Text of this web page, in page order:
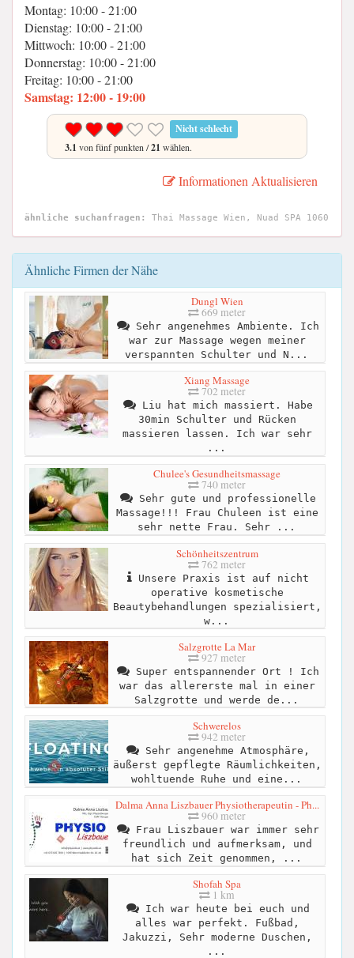
Montag: 10:00 - 21:00
Dienstag: 10:00 - 21:00
Mittwoch: 10:00 - 21:00
Donnerstag: 10:00 - 21:00
Freitag: 10:00 - 21:00
Samstag: 12:00 - 19:00
Nicht schlecht
3.1 von fünf punkten /21 wählen.
Informationen Aktualisieren
ähnliche suchanfragen: Thai Massage Wien, Nuad SPA 1060
Ähnliche Firmen der Nähe
Dungl Wien
669 meter
Sehr angenehmes Ambiente. Ich
war zur Massage wegen meiner
verspannten Schulter und N...
Xiang Massage
702 meter
Liu hat mich massiert. Habe
30min Schulter und Rücken
massieren lassen. Ich war sehr
...
Chulee's Gesundheitsmassage
740 meter
Sehr gute und professionelle
Massage!!! Frau Chuleen ist eine
sehr nette Frau. Sehr ...
Schönheitszentrum
762 meter
Unsere Praxis ist auf nicht
operative kosmetische
Beautybehandlungen spezialisiert,
w...
Salzgrotte La Mar
927 meter
Super entspannender Ort ! Ich
war das allererste mal in einer
Salzgrotte und werde de...
Schwerelos
942 meter
Sehr angenehme Atmosphäre,
äußerst gepflegte Räumlichkeiten,
wohltuende Ruhe und eine...
Dalma Anna Liszbauer Physiotherapeutin - Ph...
960 meter
Frau Liszbauer war immer sehr
freundlich und aufmerksam, und
hat sich Zeit genommen, ...
Shofah Spa
1 km
Ich war heute bei euch und
alles war perfekt. Fußbad,
Jakuzzi, Sehr moderne Duschen,
...